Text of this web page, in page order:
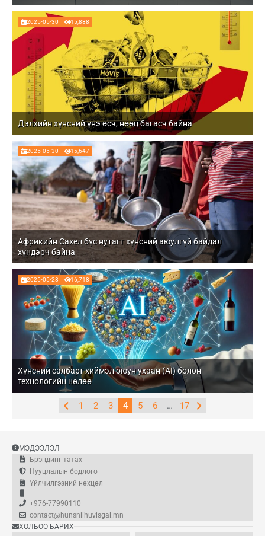
2025-05-30 15,888
Дэлхийн хүнсний үнэ өсч, нөөц багасч байна
2025-05-30 15,647
Африкийн Сахел бүс нутагт хүнсний аюулгүй байдал
хүндэрч байна
2025-05-28 16,718
Хүнсний салбарт хиймэл оюун ухаан (AI) болон
технологийн нөлөө
1 2 3 4 5 6 … 17
МЭДЭЭЛЭЛ
Брэндинг татах
Нууцлалын бодлого
Үйлчилгээний нөхцөл
+976-77990110
contact@hunsniihuvisgal.mn
ХОЛБОО БАРИХ